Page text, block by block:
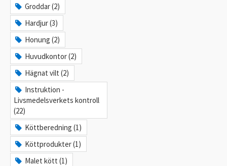
Groddar (2)
Hardjur (3)
Honung (2)
Huvudkontor (2)
Hägnat vilt (2)
Instruktion -
Livsmedelsverkets kontroll
(22)
Köttberedning (1)
Köttprodukter (1)
Malet kött (1)